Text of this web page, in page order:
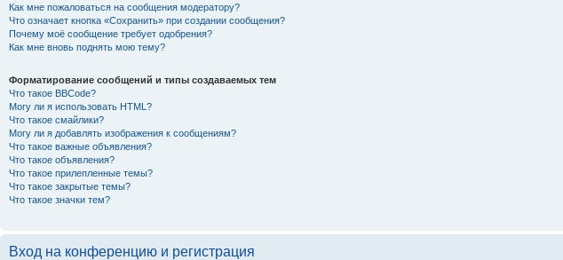
Как мне пожаловаться на сообщения модератору?
Что означает кнопка «Сохранить» при создании сообщения?
Почему моё сообщение требует одобрения?
Как мне вновь поднять мою тему?
Форматирование сообщений и типы создаваемых тем
Что такое BBCode?
Могу ли я использовать HTML?
Что такое смайлики?
Могу ли я добавлять изображения к сообщениям?
Что такое важные объявления?
Что такое объявления?
Что такое прилепленные темы?
Что такое закрытые темы?
Что такое значки тем?
Вход на конференцию и регистрация